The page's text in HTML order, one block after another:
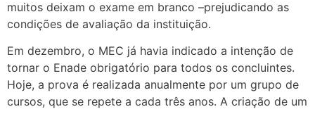
muitos deixam o exame em branco –prejudicando as
condições de avaliação da instituição.
Em dezembro, o MEC já havia indicado a intenção de
tornar o Enade obrigatório para todos os concluintes.
Hoje, a prova é realizada anualmente por um grupo de
cursos, que se repete a cada três anos. A criação de um